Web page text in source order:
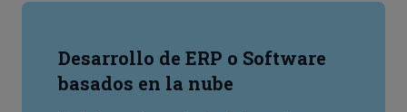
Desarrollo de ERP o Software
basados en la nube